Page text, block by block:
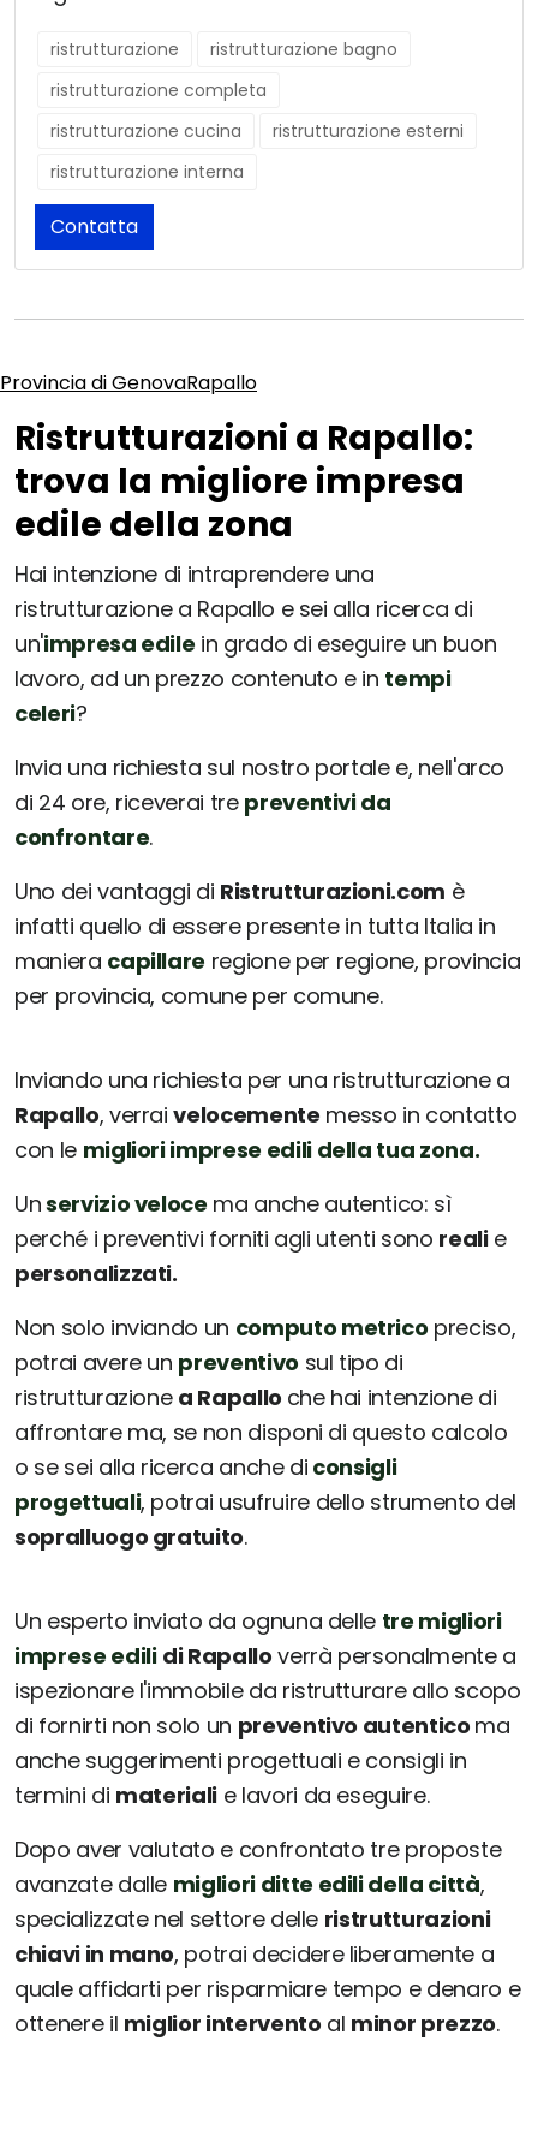
ristrutturazione
ristrutturazione bagno
ristrutturazione completa
ristrutturazione cucina
ristrutturazione esterni
ristrutturazione interna
Contatta
Provincia di GenovaRapallo
Ristrutturazioni a Rapallo:
trova la migliore impresa
edile della zona
Hai intenzione di intraprendere una
ristrutturazione a Rapallo e sei alla ricerca di
un'impresa edile in grado di eseguire un buon
lavoro, ad un prezzo contenuto e in tempi
celeri?
Invia una richiesta sul nostro portale e, nell'arco
di 24 ore, riceverai tre preventivi da
confrontare.
Uno dei vantaggi di Ristrutturazioni.com è
infatti quello di essere presente in tutta Italia in
maniera capillare regione per regione, provincia
per provincia, comune per comune.
Inviando una richiesta per una ristrutturazione a
Rapallo, verraivelocemente messo in contatto
con le migliori imprese edili della tua zona.
Unservizio veloce ma anche autentico: sì
perché i preventivi forniti agli utenti sono realie
personalizzati.
Non solo inviando un computo metrico preciso,
potrai avere un preventivo sul tipo di
ristrutturazione a Rapallo che hai intenzione di
affrontare ma, se non disponi di questo calcolo
o se sei alla ricerca anche di consigli
progettuali, potrai usufruire dello strumento del
sopralluogo gratuito.
Un esperto inviato da ognuna delle tre migliori
imprese edili di Rapallo verrà personalmente a
ispezionare l'immobile da ristrutturare allo scopo
di fornirti non solo un preventivo autentico ma
anche suggerimenti progettuali e consigli in
termini di materiali e lavori da eseguire.
Dopo aver valutato e confrontato tre proposte
avanzate dalle migliori ditte edili della città,
specializzate nel settore delle ristrutturazioni
chiavi in mano, potrai decidere liberamente a
quale affidarti per risparmiare tempo e denaro e
ottenere il miglior intervento al minor prezzo.